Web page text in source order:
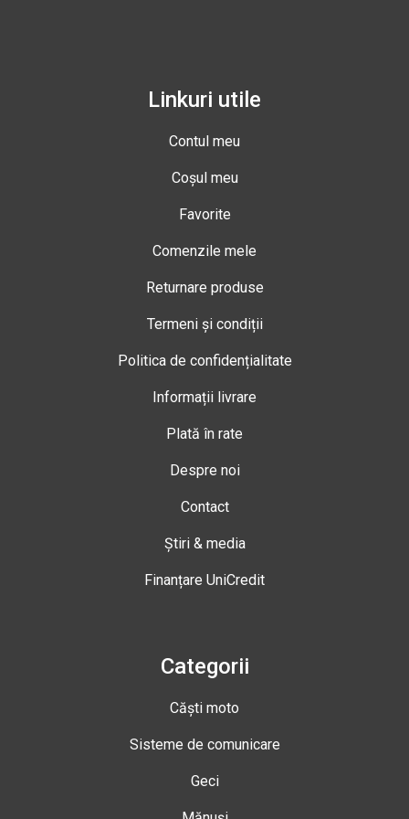
Linkuri utile
Contul meu
Coșul meu
Favorite
Comenzile mele
Returnare produse
Termeni și condiții
Politica de confidențialitate
Informații livrare
Plată în rate
Despre noi
Contact
Știri & media
Finanțare UniCredit
Categorii
Căști moto
Sisteme de comunicare
Geci